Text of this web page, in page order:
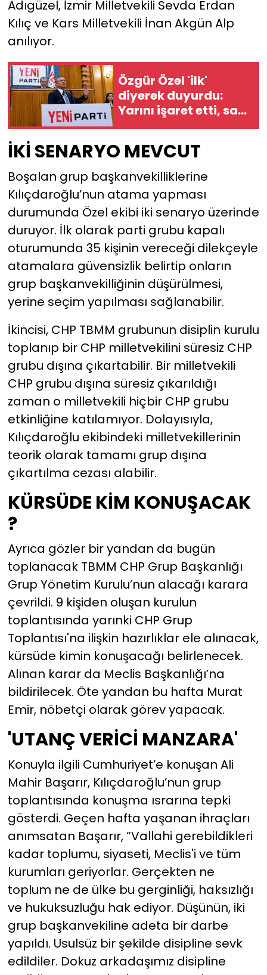
Adıgüzel, İzmir Milletvekili Sevda Erdan
Kılıç ve Kars Milletvekili İnan Akgün Alp
anılıyor.
Özgür Özel 'ilk'
diyerek duyurdu:
Yarını işaret etti, saat
verdi
İKİ SENARYO MEVCUT
Boşalan grup başkanvekilliklerine
Kılıçdaroğlu’nun atama yapması
durumunda Özel ekibi iki senaryo üzerinde
duruyor. İlk olarak parti grubu kapalı
oturumunda 35 kişinin vereceği dilekçeyle
atamalara güvensizlik belirtip onların
grup başkanvekilliğinin düşürülmesi,
yerine seçim yapılması sağlanabilir.
İkincisi, CHP TBMM grubunun disiplin kurulu
toplanıp bir CHP milletvekilini süresiz CHP
grubu dışına çıkartabilir. Bir milletvekili
CHP grubu dışına süresiz çıkarıldığı
zaman o milletvekili hiçbir CHP grubu
etkinliğine katılamıyor. Dolayısıyla,
Kılıçdaroğlu ekibindeki milletvekillerinin
teorik olarak tamamı grup dışına
çıkartılma cezası alabilir.
KÜRSÜDE KİM KONUŞACAK
?
Ayrıca gözler bir yandan da bugün
toplanacak TBMM CHP Grup Başkanlığı
Grup Yönetim Kurulu’nun alacağı karara
çevrildi. 9 kişiden oluşan kurulun
toplantısında yarınki CHP Grup
Toplantısı'na ilişkin hazırlıklar ele alınacak,
kürsüde kimin konuşacağı belirlenecek.
Alınan karar da Meclis Başkanlığı’na
bildirilecek. Öte yandan bu hafta Murat
Emir, nöbetçi olarak görev yapacak.
'UTANÇ VERİCİ MANZARA'
Konuyla ilgili Cumhuriyet’e konuşan Ali
Mahir Başarır, Kılıçdaroğlu’nun grup
toplantısında konuşma ısrarına tepki
gösterdi. Geçen hafta yaşanan ihraçları
anımsatan Başarır, “Vallahi gerebildikleri
kadar toplumu, siyaseti, Meclis'i ve tüm
kurumları geriyorlar. Gerçekten ne
toplum ne de ülke bu gerginliği, haksızlığı
ve hukuksuzluğu hak ediyor. Düşünün, iki
grup başkanvekiline adeta bir darbe
yapıldı. Usulsüz bir şekilde disipline sevk
edildiler. Dokuz arkadaşımız disipline